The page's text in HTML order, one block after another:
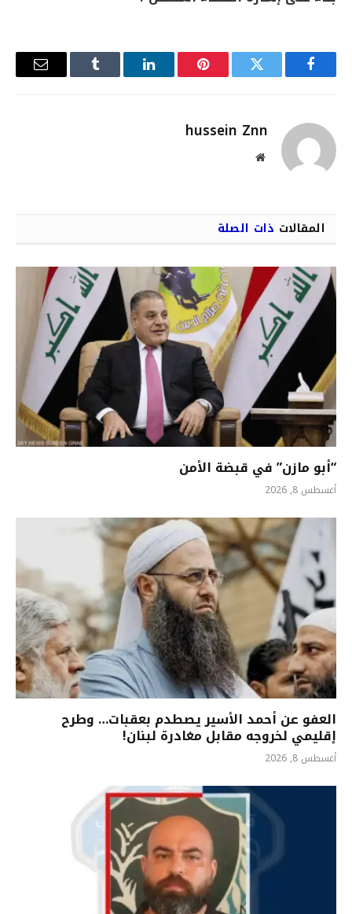
فيسبوك تويتر بينتيريستلينكدإن Tumblr
البريد
hussein Znn
موقع
المقالات ذات الصلة
“أبو مازن” في قبضة الأمن
أغسطس 8, 2026
العفو عن أحمد الأسير يصطدم بعقبات… وطرح
إقليمي لخروجه مقابل مغادرة لبنان!
أغسطس 8, 2026